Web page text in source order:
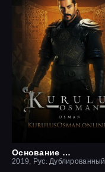
Основание Осман
2019, Рус. Дублированный